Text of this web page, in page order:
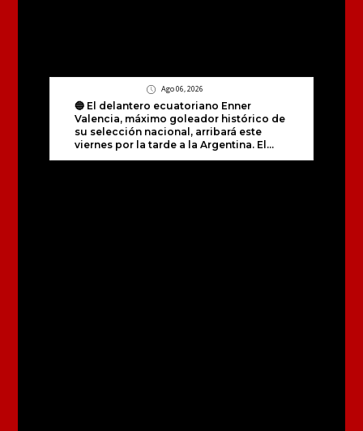
Ago 06, 2026
🔵 El delantero ecuatoriano Enner
Valencia, máximo goleador histórico de
su selección nacional, arribará este
viernes por la tarde a la Argentina. El...